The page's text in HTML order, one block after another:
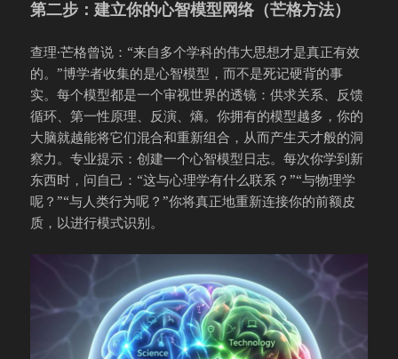
第二步：建立你的心智模型网络（芒格方法）
查理·芒格曾说：“来自多个学科的伟大思想才是真正有效
的。”博学者收集的是心智模型，而不是死记硬背的事
实。每个模型都是一个审视世界的透镜：供求关系、反馈
循环、第一性原理、反演、熵。你拥有的模型越多，你的
大脑就越能将它们混合和重新组合，从而产生天才般的洞
察力。专业提示：创建一个心智模型日志。每次你学到新
东西时，问自己：“这与心理学有什么联系？”“与物理学
呢？”“与人类行为呢？”你将真正地重新连接你的前额皮
质，以进行模式识别。